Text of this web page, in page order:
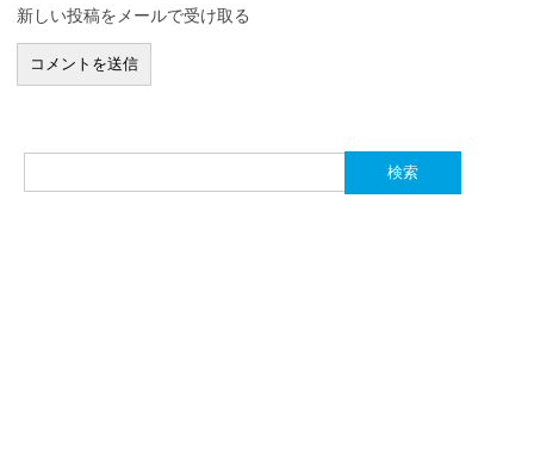
新しい投稿をメールで受け取る
索: